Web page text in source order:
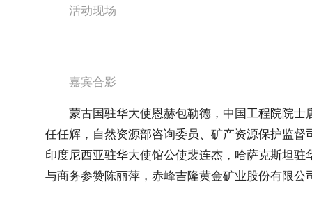
活动现场
嘉宾合影
蒙古国驻华大使恩赫包勒德，中国工程院院
任任辉，自然资源部咨询委员、矿产资源保护监
印度尼西亚驻华大使馆公使裴连杰，哈萨克斯坦
与商务参赞陈丽萍，赤峰吉隆黄金矿业股份有限公